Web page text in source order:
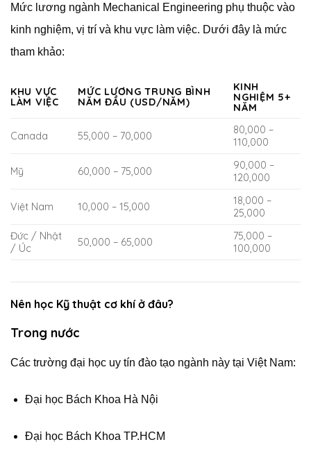
Mức lương ngành Mechanical Engineering phụ thuộc vào
kinh nghiệm, vị trí và khu vực làm việc. Dưới đây là mức
tham khảo:
KHU VỰC
LÀM VIỆC
MỨC LƯƠNG TRUNG BÌNH
NĂM ĐẦU (USD/NĂM)
KINH
NGHIỆM 5+
NĂM
Canada 55,000 – 70,000
80,000 –
110,000
Mỹ 60,000 – 75,000
90,000 –
120,000
Việt Nam 10,000 – 15,000
18,000 –
25,000
Đức / Nhật
/ Úc
50,000 – 65,000
75,000 –
100,000
Nên học Kỹ thuật cơ khí ở đâu?
Trong nước
Các trường đại học uy tín đào tạo ngành này tại Việt Nam:
Đại học Bách Khoa Hà Nội
Đại học Bách Khoa TP.HCM